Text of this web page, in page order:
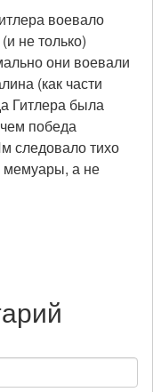
воевало
не только)
они воевали
(как части
Гитлера была
победа
следовало тихо
мемуары, а не